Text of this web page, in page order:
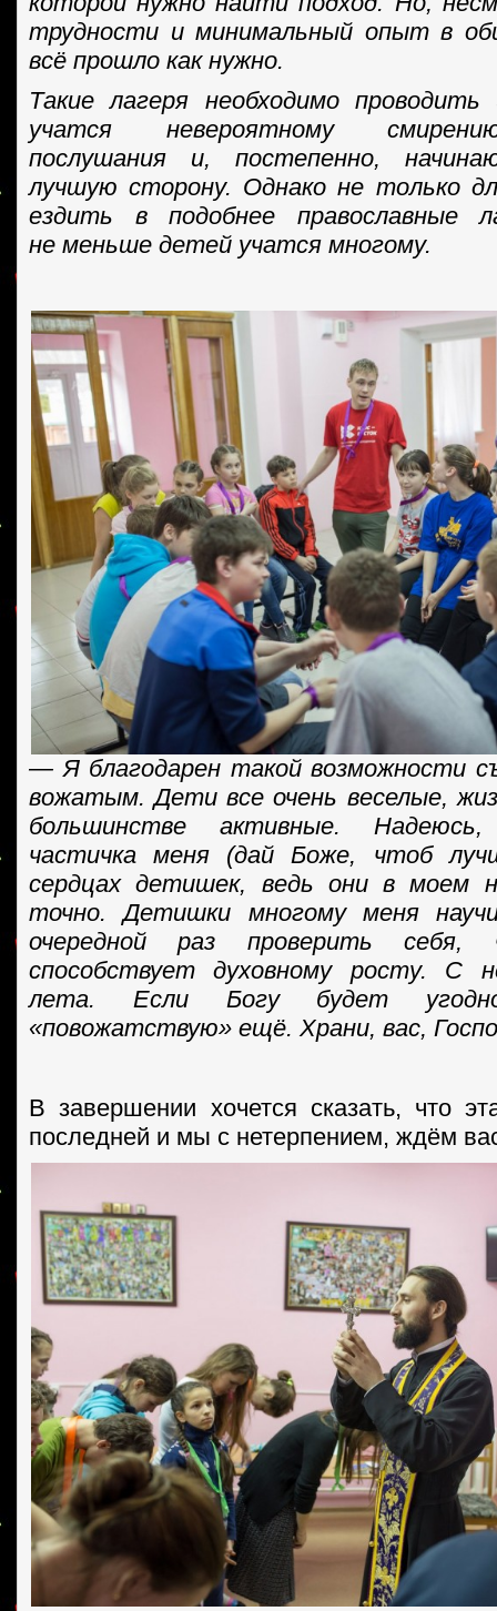
трудности и минимальный опыт в
всё прошло как нужно.
Такие лагеря необходимо
учатся невероятному
послушания и, постепенно,
лучшую сторону. Однако не только
ездить в подобнее православные
не меньше детей учатся многому.
— Я благодарен такой возможности
вожатым. Дети все очень веселые,
большинстве активные.
частичка меня (дай Боже, чтоб
сердцах детишек, ведь они в моем
точно. Детишки многому меня
очередной раз проверить себя,
способствует духовному росту. С
лета. Если Богу будет
«повожатствую» ещё. Храни, вас,
В завершении хочется сказать, что
последней и мы с нетерпением, ждём